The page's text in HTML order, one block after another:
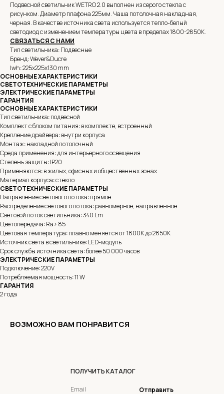
Подвесной светильник WETRO 2.0 выполнен из серого стекла с
рисунком. Диаметр плафона 225мм. Чаша потолочная накладная,
черная. В качестве источника света используется тепло-белый
светодиод с изменением температуры цвета в пределах 1800-2850K.
СВЯЗАТЬСЯ С НАМИ
Тип светильника: Подвесные
Бренд: Wever&Ducre
lwh: 225x225x130 mm
ОСНОВНЫЕ ХАРАКТЕРИСТИКИ
СВЕТОТЕХНИЧЕСКИЕ ПАРАМЕТРЫ
ЭЛЕКТРИЧЕСКИЕ ПАРАМЕТРЫ
ГАРАНТИЯ
ОСНОВНЫЕ ХАРАКТЕРИСТИКИ
Тип светильника: подвесной
Комплект с блоком питания: в комплекте, встроенный
Крепление драйвера: внутри корпуса
Монтаж: накладной потолочный
Среда применения: для интерьерного освещения
Степень защиты: IP20
Применяются: в жилых, офисных и общественных зонах
Материал корпуса: стекло
СВЕТОТЕХНИЧЕСКИЕ ПАРАМЕТРЫ
Направление светового потока: прямое
Распределение светового потока: равномерное, направленное
Световой поток светильника: 340 Lm
Цветопередача: Ra> 85
Цветовая температура: плавно меняется от 1800K до 2850K
Источник света в светильнике: LED-модуль
Срок службы источника света: более 50 000 часов
ЭЛЕКТРИЧЕСКИЕ ПАРАМЕТРЫ
Подключение: 220V
Потребляемая мощность: 11 W
ГАРАНТИЯ
2 года
ВОЗМОЖНО ВАМ ПОНРАВИТСЯ
ПОЛУЧИТЬ КАТАЛОГ
Отправить